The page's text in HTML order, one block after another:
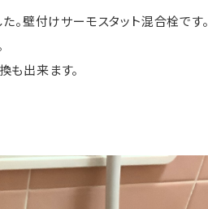
壁付けサーモスタット混合栓です。
も出来ます。